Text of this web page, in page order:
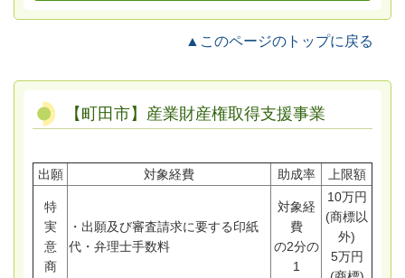
▲このページのトップに戻る
【町田市】産業財産権取得支援事業
出願 対象経費 助成率 上限額
特
実
意
商
・出願及び審査請求に要する印紙
代・弁理士手数料
対象経
費
の2分の
1
10万円
(商標以
外)
5万円